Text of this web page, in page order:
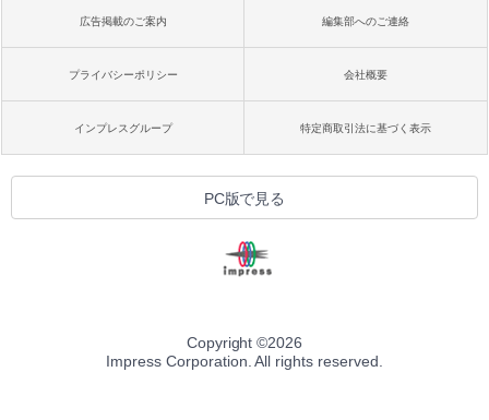
広告掲載のご案内 編集部へのご連絡
プライバシーポリシー 会社概要
インプレスグループ 特定商取引法に基づく表示
PC版で見る
Copyright ©2026
Impress Corporation. All rights reserved.